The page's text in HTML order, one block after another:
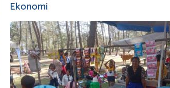
Ekonomi